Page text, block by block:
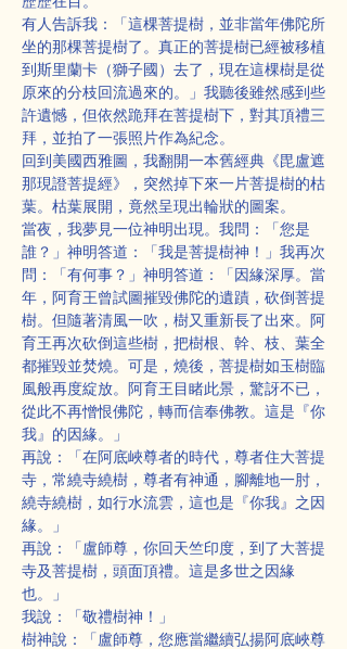
有人告訴我：「這棵菩提樹，並非當年佛陀所
坐的那棵菩提樹了。真正的菩提樹已經被移植
到斯里蘭卡（獅子國）去了，現在這棵樹是從
原來的分枝回流過來的。」我聽後雖然感到些
許遺憾，但依然跪拜在菩提樹下，對其頂禮三
拜，並拍了一張照片作為紀念。
回到美國西雅圖，我翻開一本舊經典《毘盧遮
那現證菩提經》，突然掉下來一片菩提樹的枯
葉。枯葉展開，竟然呈現出輪狀的圖案。
當夜，我夢見一位神明出現。我問：「您是
誰？」神明答道：「我是菩提樹神！」我再次
問：「有何事？」神明答道：「因緣深厚。當
年，阿育王曾試圖摧毀佛陀的遺蹟，砍倒菩提
樹。但隨著清風一吹，樹又重新長了出來。阿
育王再次砍倒這些樹，把樹根、幹、枝、葉全
都摧毀並焚燒。可是，燒後，菩提樹如玉樹臨
風般再度綻放。阿育王目睹此景，驚訝不已，
從此不再憎恨佛陀，轉而信奉佛教。這是『你
我』的因緣。」
再說：「在阿底峽尊者的時代，尊者住大菩提
寺，常繞寺繞樹，尊者有神通，腳離地一肘，
繞寺繞樹，如行水流雲，這也是『你我』之因
緣。」
再說：「盧師尊，你回天竺印度，到了大菩提
寺及菩提樹，頭面頂禮。這是多世之因緣
也。」
我說：「敬禮樹神！」
樹神說：「盧師尊，您應當繼續弘揚阿底峽尊